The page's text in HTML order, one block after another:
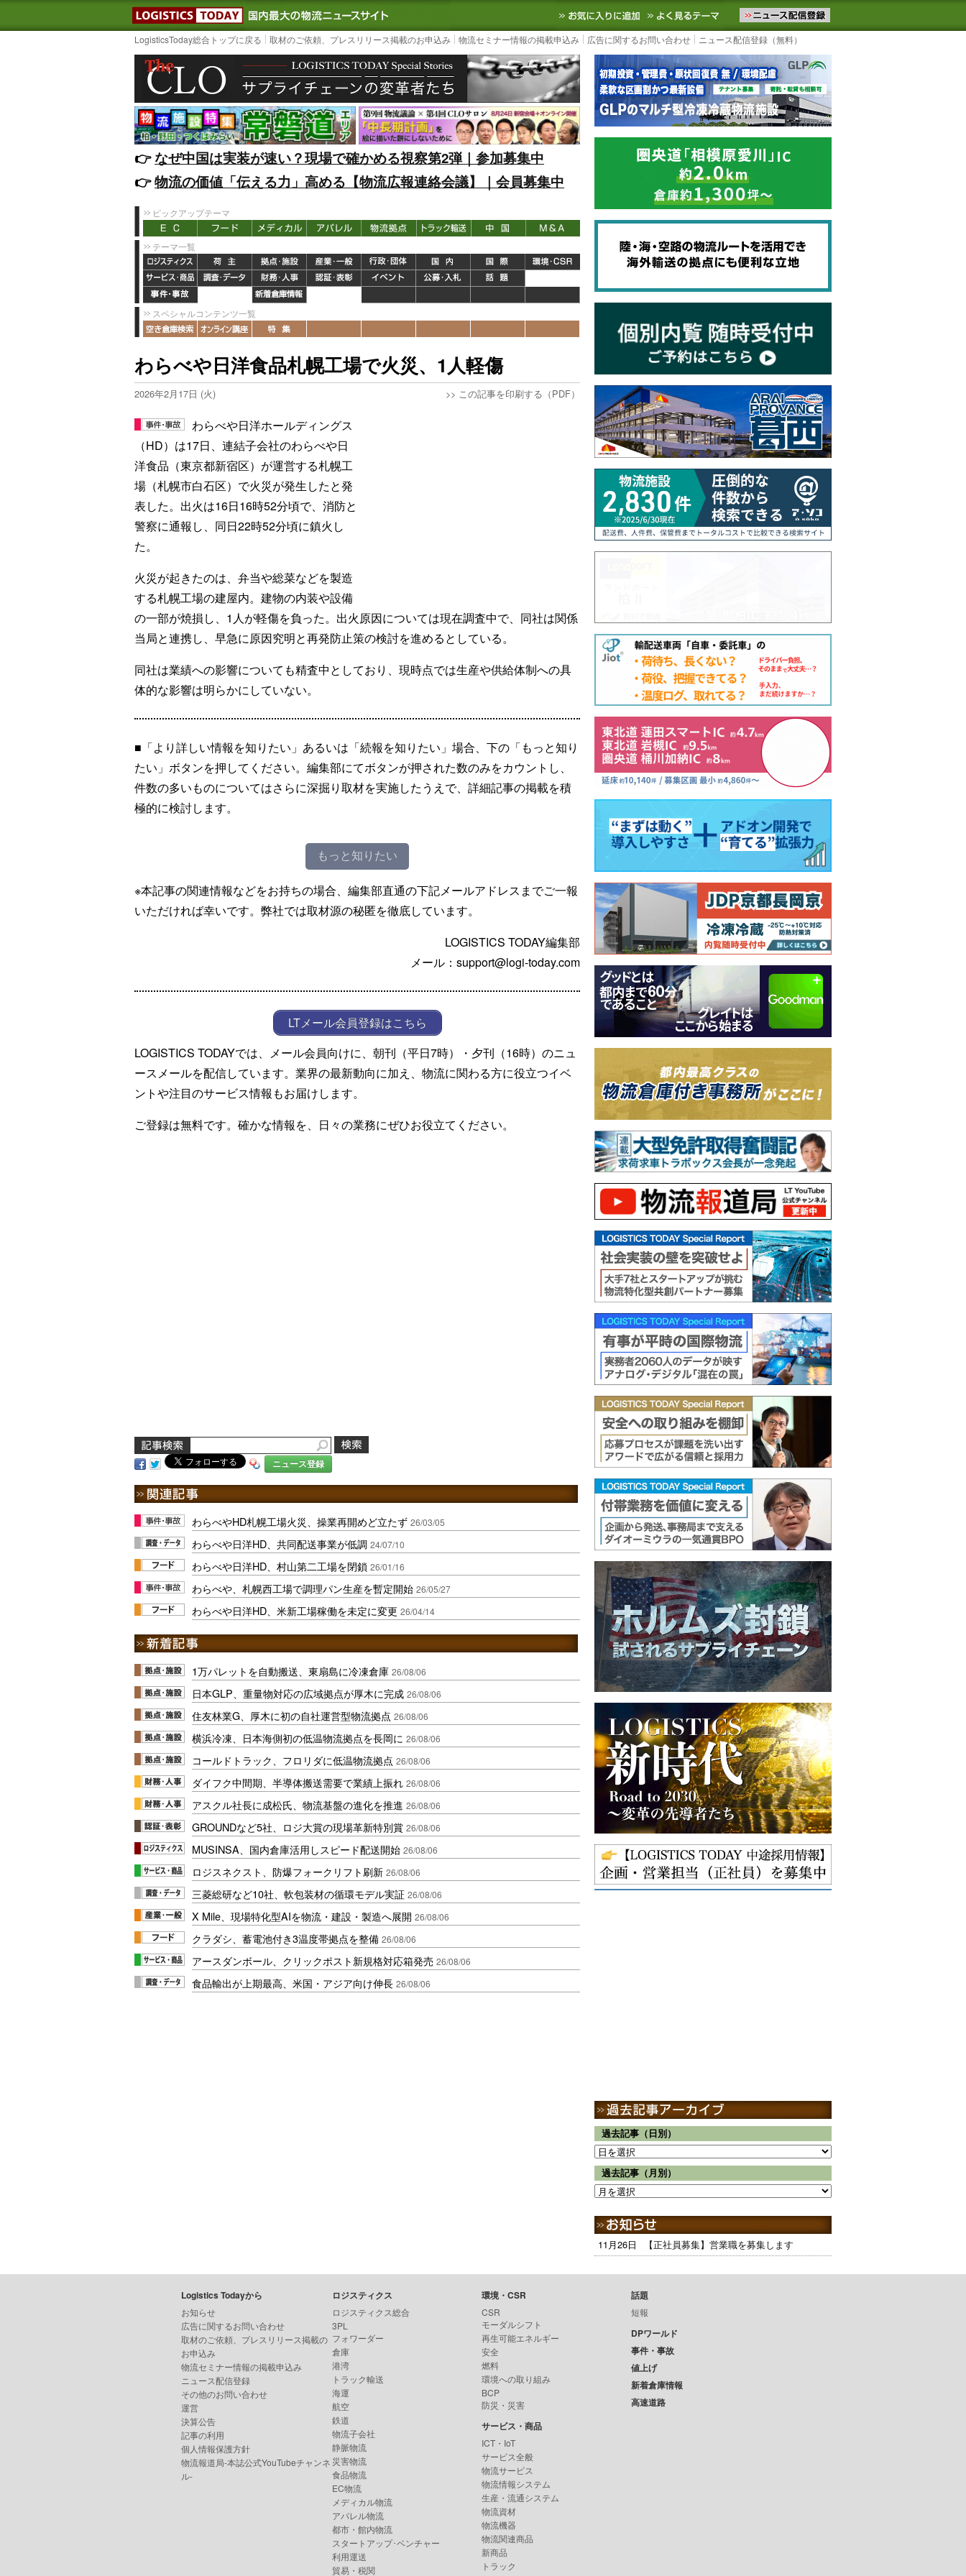
LOGISTICS TODAY｜国内最大の物流ニュースサイト3PL, SCMなど国内外の最新の物流ニュースをお届けします。物流ニュースメール配信を登録す
お気に入りに追加 よく見るテーマ
LogisticsToday総合トップに戻る 取材のご依頼、プレスリリース掲載のお申込み 物流セミナー情報の掲載申込み 広告に関するお問い合わせ ニュース配信登録（無料）
👉️なぜ中国は実装が速い？現場で確かめる視察第2弾｜参加募集中
👉️物流の価値「伝える力」高める【物流広報連絡会議】｜会員募集中
ピックアップテーマ
テーマ一覧
スペシャルコンテンツ一覧
わらべや日洋食品札幌工場で火災、1人軽傷
2026年2月17日 (火) >> この記事を印刷する（PDF）
わらべや日洋ホールディングス
（HD）は17日、連結子会社のわらべや日
洋食品（東京都新宿区）が運営する札幌工
場（札幌市白石区）で火災が発生したと発
表した。出火は16日16時52分頃で、消防と
警察に通報し、同日22時52分頃に鎮火し
た。
火災が起きたのは、弁当や総菜などを製造
する札幌工場の建屋内。建物の内装や設備
の一部が焼損し、1人が軽傷を負った。出火原因については現在調査中で、同社は関係
当局と連携し、早急に原因究明と再発防止策の検討を進めるとしている。
同社は業績への影響についても精査中としており、現時点では生産や供給体制への具
体的な影響は明らかにしていない。
■「より詳しい情報を知りたい」あるいは「続報を知りたい」場合、下の「もっと知り
たい」ボタンを押してください。編集部にてボタンが押された数のみをカウントし、
件数の多いものについてはさらに深掘り取材を実施したうえで、詳細記事の掲載を積
極的に検討します。
もっと知りたい
※本記事の関連情報などをお持ちの場合、編集部直通の下記メールアドレスまでご一報
いただければ幸いです。弊社では取材源の秘匿を徹底しています。
LOGISTICS TODAY編集部
メール：support@logi-today.com
LTメール会員登録はこちら
LOGISTICS TODAYでは、メール会員向けに、朝刊（平日7時）・夕刊（16時）のニュ
ースメールを配信しています。業界の最新動向に加え、物流に関わる方に役立つイベ
ントや注目のサービス情報もお届けします。
ご登録は無料です。確かな情報を、日々の業務にぜひお役立てください。
ニュース登録
わらべやHD札幌工場火災、操業再開めど立たず 26/03/05
わらべや日洋HD、共同配送事業が低調 24/07/10
わらべや日洋HD、村山第二工場を閉鎖 26/01/16
わらべや、札幌西工場で調理パン生産を暫定開始 26/05/27
わらべや日洋HD、米新工場稼働を未定に変更 26/04/14
1万パレットを自動搬送、東扇島に冷凍倉庫 26/08/06
日本GLP、重量物対応の広域拠点が厚木に完成 26/08/06
住友林業G、厚木に初の自社運営型物流拠点 26/08/06
横浜冷凍、日本海側初の低温物流拠点を長岡に 26/08/06
コールドトラック、フロリダに低温物流拠点 26/08/06
ダイフク中間期、半導体搬送需要で業績上振れ 26/08/06
アスクル社長に成松氏、物流基盤の進化を推進 26/08/06
GROUNDなど5社、ロジ大賞の現場革新特別賞 26/08/06
MUSINSA、国内倉庫活用しスピード配送開始 26/08/06
ロジスネクスト、防爆フォークリフト刷新 26/08/06
三菱総研など10社、軟包装材の循環モデル実証 26/08/06
X Mile、現場特化型AIを物流・建設・製造へ展開 26/08/06
クラダシ、蓄電池付き3温度帯拠点を整備 26/08/06
アースダンボール、クリックポスト新規格対応箱発売 26/08/06
食品輸出が上期最高、米国・アジア向け伸長 26/08/06
過去記事（日別）
過去記事（月別）
11月26日 【正社員募集】営業職を募集します
Logistics Todayから
お知らせ
広告に関するお問い合わせ
取材のご依頼、プレスリリース掲載の
お申込み
物流セミナー情報の掲載申込み
ニュース配信登録
その他のお問い合わせ
運営
決算公告
記事の利用
個人情報保護方針
物流報道局-本誌公式YouTubeチャンネ
ル-
ロジスティクス
ロジスティクス総合
3PL
フォワーダー
倉庫
港湾
トラック輸送
海運
航空
鉄道
物流子会社
静脈物流
災害物流
食品物流
EC物流
メディカル物流
アパレル物流
都市・館内物流
スタートアップ･ベンチャー
利用運送
貿易・税関
環境・CSR
CSR
モーダルシフト
再生可能エネルギー
安全
燃料
環境への取り組み
BCP
防災・災害
サービス・商品
ICT・IoT
サービス全般
物流サービス
物流情報システム
生産・流通システム
物流資材
物流機器
物流関連商品
新商品
トラック
話題
短報
DPワールド
事件・事故
値上げ
新着倉庫情報
高速道路